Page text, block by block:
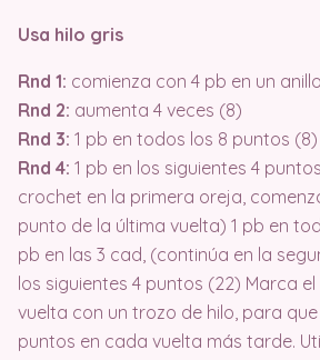
Usa hilo gris
Rnd 1: comienza con 4 pb en un
Rnd 2: aumenta 4 veces (8)
Rnd 3: 1 pb en todos los 8 puntos (8)
Rnd 4: 1 pb en los siguientes 4
crochet en la primera oreja,
punto de la última vuelta) 1 pb en
pb en las 3 cad, (continúa en la
los siguientes 4 puntos (22) Marca
vuelta con un trozo de hilo, para
puntos en cada vuelta más tarde.